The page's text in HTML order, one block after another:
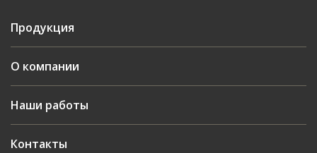
Продукция
О компании
Наши работы
Контакты